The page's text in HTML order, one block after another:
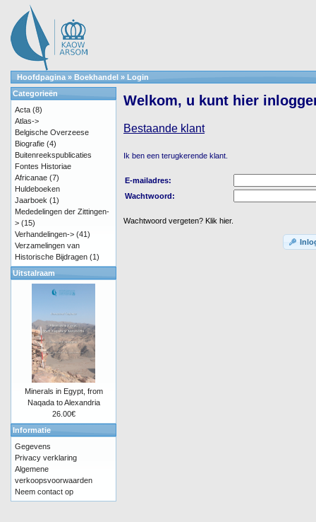
Hoofdpagina » Boekhandel » Login
Welkom, u kunt hier
Bestaande klant
Ik ben een terugkerende klant.
E-mailadres:
Wachtwoord:
Wachtwoord vergeten? Klik hier.
Categorieën
Acta (8)
Atlas->
Belgische Overzeese
Biografie (4)
Buitenreekspublicaties
Fontes Historiae
Africanae (7)
Huldeboeken
Jaarboek (1)
Mededelingen der Zittingen-
> (15)
Verhandelingen-> (41)
Verzamelingen van
Historische Bijdragen (1)
Uitstalraam
Minerals in Egypt, from
Naqada to Alexandria
26.00€
Informatie
Gegevens
Privacy verklaring
Algemene
verkoopsvoorwaarden
Neem contact op